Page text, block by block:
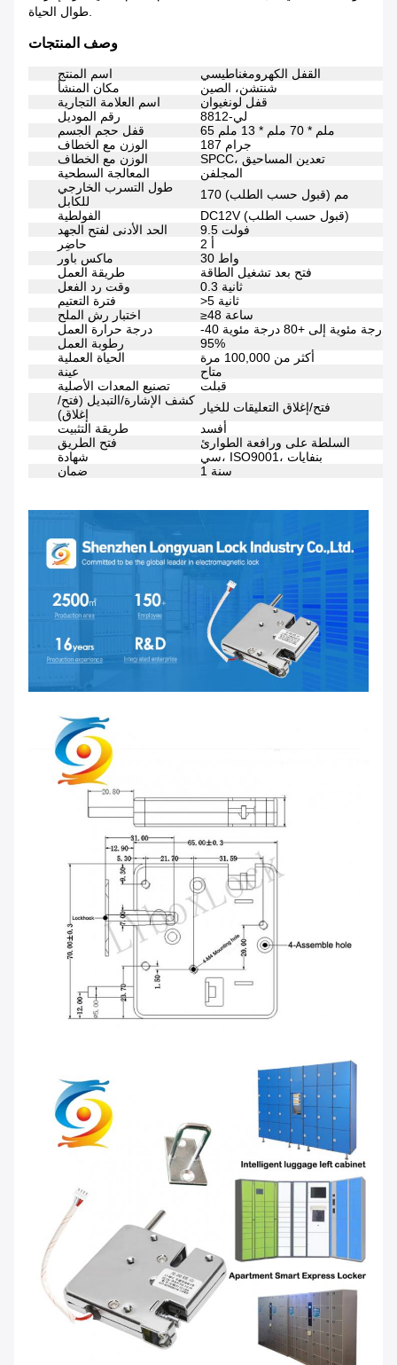
طوال الحياة.
وصف المنتجات
اسم المنتج
القفل الكهرومغناطيسي
مكان المنشأ
شنتشن، الصين
اسم العلامة التجارية
قفل لونغيوان
رقم الموديل
لي-8812
قفل حجم الجسم
65 ملم * 70 ملم * 13 ملم
الوزن مع الخطاف
187 جرام
الوزن مع الخطاف
SPCC، تعدين المساحيق
المعالجة السطحية
المجلفن
طول التسرب الخارجي
للكابل
170 مم (قبول حسب الطلب)
الفولطية
DC12V (قبول حسب الطلب)
الحد الأدنى لفتح الجهد
9.5 فولت
حاضِر
2 أ
ماكس باور
30 واط
طريقة العمل
فتح بعد تشغيل الطاقة
وقت رد الفعل
0.3 ثانية
فترة التعتيم
>5 ثانية
اختبار رش الملح
≥48 ساعة
درجة حرارة العمل
-40 درجة مئوية إلى +80 درجة مئوية
رطوبة العمل
95%
الحياة العملية
أكثر من 100,000 مرة
عينة
متاح
تصنيع المعدات الأصلية
قبلت
كشف الإشارة/التبديل (فتح/
إغلاق)
فتح/إغلاق التعليقات للخيار
طريقة التثبيت
أفسد
فتح الطريق
السلطة على ورافعة الطوارئ
شهادة
سي، ISO9001، بنفايات
ضمان
1 سنة